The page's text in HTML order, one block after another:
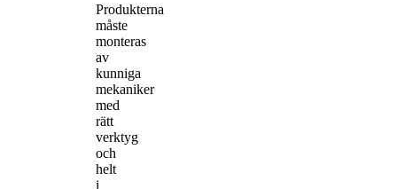
Produkterna
måste
monteras
av
kunniga
mekaniker
med
rätt
verktyg
och
helt
i